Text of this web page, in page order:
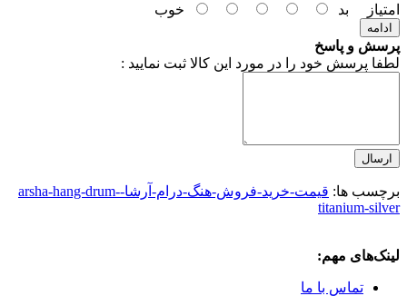
امتیاز
بد خوب
ادامه
پرسش و پاسخ
لطفا پرسش خود را در مورد این کالا ثبت نمایید :
ارسال
برچسب ها:
قیمت-خرید-فروش-هنگ-درام-آرشا-arsha-hang-drum-
titanium-silver
لینک‌های مهم:
تماس با ما